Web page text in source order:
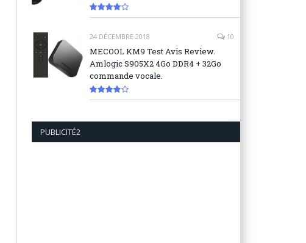
24 DÉCEMBRE 2018 10
MECOOL KM9 Test Avis Review.
Amlogic S905X2 4Go DDR4 + 32Go
commande vocale.
PUBLICITÉ2